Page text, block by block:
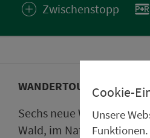
Zwischenstopp
WANDERTOUREN UND
Sechs neue
Wald, im Naturpark
Cookie-
Unsere
Funktionen.